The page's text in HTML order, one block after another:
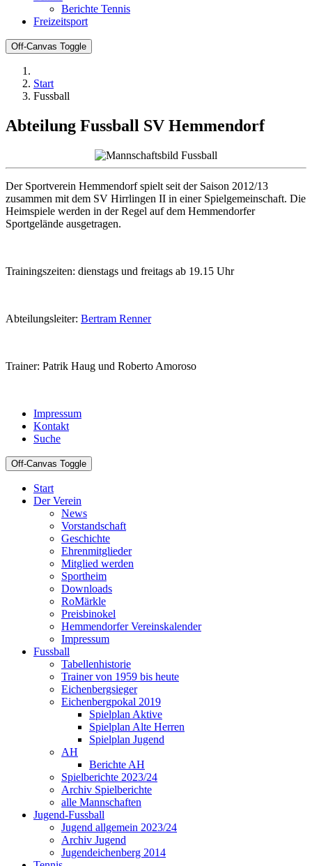
Berichte Tennis
Freizeitsport
Off-Canvas Toggle
Start
Fussball
Abteilung Fussball SV Hemmendorf
Der Sportverein Hemmendorf spielt seit der Saison 2012/13
zusammen mit dem SV Hirrlingen II in einer Spielgemeinschaft. Die
Heimspiele werden in der Regel auf dem Hemmendorfer
Sportgelände ausgetragen.
Trainingszeiten: dienstags und freitags ab 19.15 Uhr
Abteilungsleiter: Bertram Renner
Trainer: Patrik Haug und Roberto Amoroso
Impressum
Kontakt
Suche
Off-Canvas Toggle
Start
Der Verein
News
Vorstandschaft
Geschichte
Ehrenmitglieder
Mitglied werden
Sportheim
Downloads
RoMärkle
Preisbinokel
Hemmendorfer Vereinskalender
Impressum
Fussball
Tabellenhistorie
Trainer von 1959 bis heute
Eichenbergsieger
Eichenbergpokal 2019
Spielplan Aktive
Spielplan Alte Herren
Spielplan Jugend
AH
Berichte AH
Spielberichte 2023/24
Archiv Spielberichte
alle Mannschaften
Jugend-Fussball
Jugend allgemein 2023/24
Archiv Jugend
Jugendeichenberg 2014